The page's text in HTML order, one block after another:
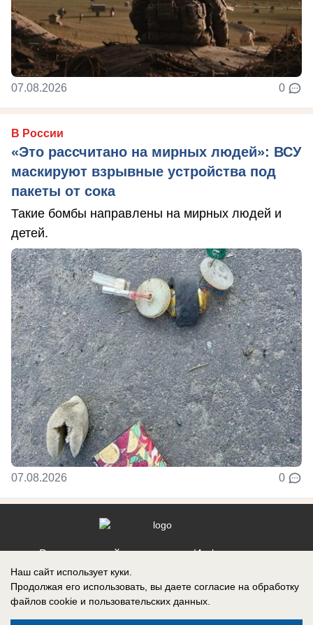
07.08.2026 0
В России
«Это рассчитано на мирных людей»: ВСУ
маскируют взрывные устройства под
пакеты от сока
Такие бомбы направлены на мирных людей и
детей.
07.08.2026 0
Реклама на сайте
Контакты
Информация
Наш сайт использует куки.
Продолжая его использовать, вы даете согласие на обработку
файлов cookie и пользовательских данных.